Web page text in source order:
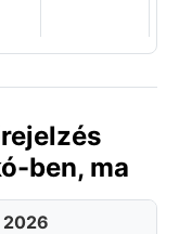
ben, ma
2026